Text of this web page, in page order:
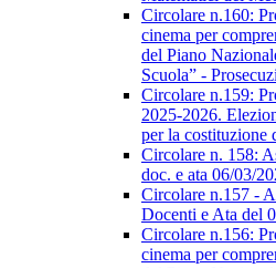
Circolare n.160:
cinema per
del Piano
Scuola” -
Circolare n.159:
2025-2026.
per la costituzione
Circolare n. 158:
doc. e ata 06/03/
Circolare n.157 -
Docenti e Ata del
Circolare n.156:
cinema per